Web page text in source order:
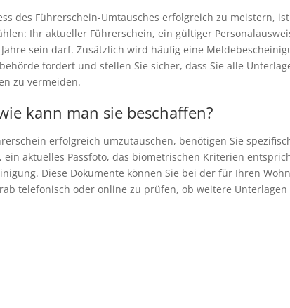
des Führerschein-Umtausches erfolgreich zu meistern,
Ihr aktueller Führerschein, ein gültiger
sein darf. Zusätzlich wird häufig eine
fordert und stellen Sie sicher, dass Sie alle
zu vermeiden.
kann man sie beschaffen?
erfolgreich umzutauschen, benötigen Sie
ein aktuelles Passfoto, das biometrischen Kriterien
Diese Dokumente können Sie bei der für Ihren
telefonisch oder online zu prüfen, ob weitere